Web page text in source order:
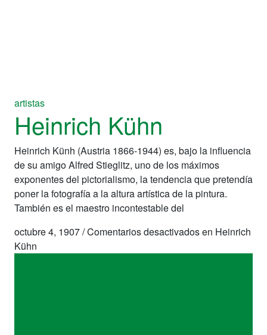
artistas
Heinrich Kühn
Heinrich Künh (Austria 1866-1944) es, bajo la influencia
de su amigo Alfred Stieglitz, uno de los máximos
exponentes del pictorialismo, la tendencia que pretendía
poner la fotografía a la altura artística de la pintura.
También es el maestro incontestable del
octubre 4, 1907/Comentarios desactivadosen Heinrich
Kühn